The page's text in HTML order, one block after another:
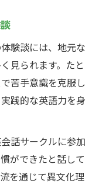
験談には、地元な
見られます。たと
苦手意識を克服し
践的な英語力を身
話サークルに参加
ができたと話して
を通じて異文化理